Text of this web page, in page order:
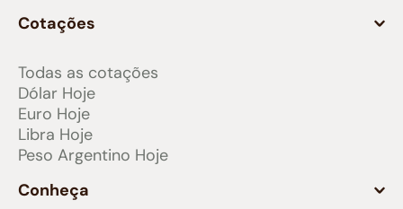
Cotações
Todas as cotações
Dólar Hoje
Euro Hoje
Libra Hoje
Peso Argentino Hoje
Conheça